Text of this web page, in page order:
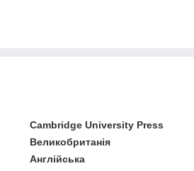
Cambridge University Press
Великобританія
Англійська